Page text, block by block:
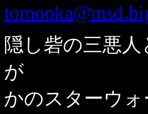
隠し砦の三悪
が
かのスターウ